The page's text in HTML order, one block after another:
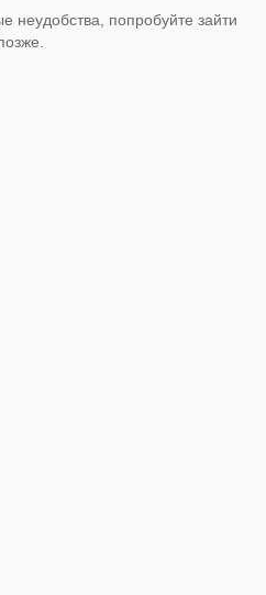
неудобства, попробуйте зайти